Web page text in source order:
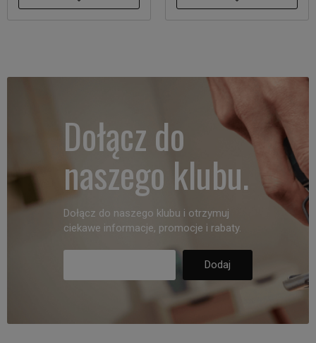
Dołącz do
naszego klubu.
Dołącz do naszego klubu i otrzymuj
ciekawe informacje, promocje i rabaty.